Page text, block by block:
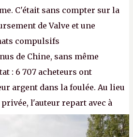
C'était sans compter sur la
de Valve et une
compulsifs
de Chine, sans même
: 6 707 acheteurs ont
argent dans la foulée. Au lieu
l'auteur repart avec à
poche. C'est toujours plus
passé à dev, mais ça